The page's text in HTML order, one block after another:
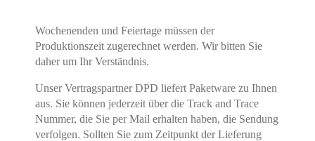
Wochenenden und Feiertage müssen der
Produktionszeit zugerechnet werden. Wir bitten Sie
daher um Ihr Verständnis.
Unser Vertragspartner DPD liefert Paketware zu Ihnen
aus. Sie können jederzeit über die Track and Trace
Nummer, die Sie per Mail erhalten haben, die Sendung
verfolgen. Sollten Sie zum Zeitpunkt der Lieferung